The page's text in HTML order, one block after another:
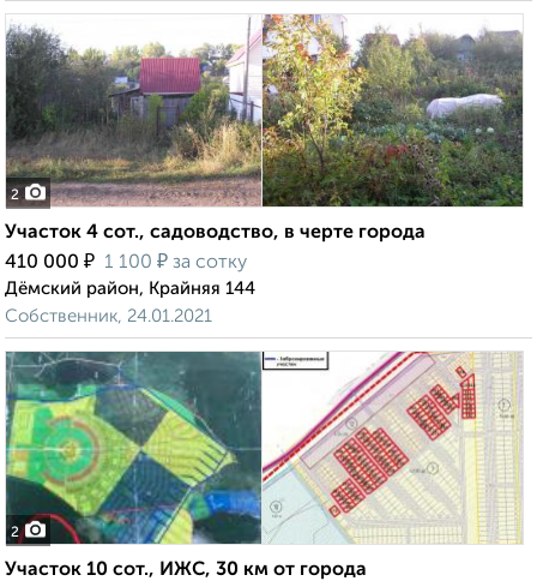
2
Участок 4 сот., садоводство, в черте города
410 000 ₽ 1 100 ₽ за сотку
Дёмский район, Крайняя 144
Собственник, 24.01.2021
2
Участок 10 сот., ИЖС, 30 км от города